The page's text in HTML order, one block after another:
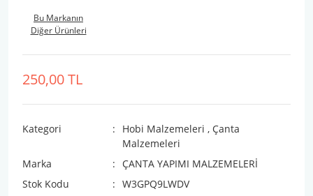
Bu Markanın
Diğer Ürünleri
250,00 TL
Kategori Hobi Malzemeleri , Çanta
Malzemeleri
Marka
ÇANTA YAPIMI MALZEMELERİ
Stok Kodu
W3GPQ9LWDV